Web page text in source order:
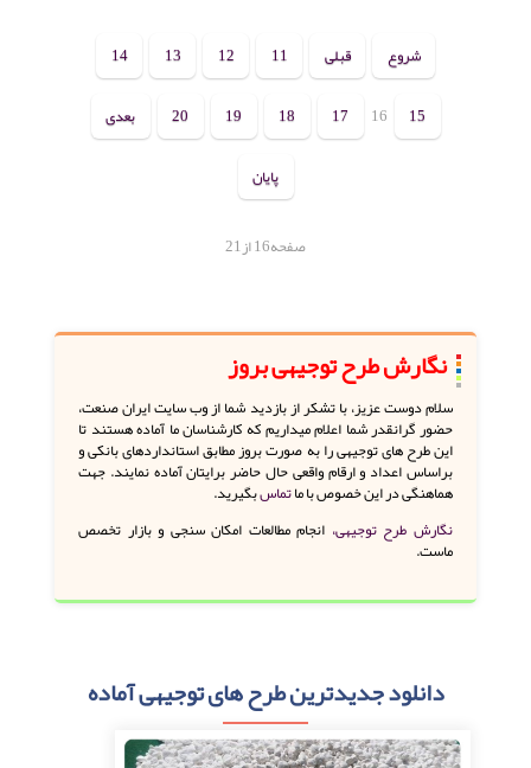
شروع قبلی 11
12
13
14
15
16
17
18
19
20 بعدی
پایان
صفحه16 از21
نگارش طرح توجیهی بروز
سلام دوست عزیز، با تشکر از بازدید شما از وب سایت ایران صنعت،
حضور گرانقدر شما اعلام میداریم که کارشناسان ما آماده هستند تا
این طرح های توجیهی را به صورت بروز مطابق استانداردهای بانکی و
براساس اعداد و ارقام واقعی حال حاضر برایتان آماده نمایند. جهت
هماهنگی در این خصوص با ماتماسبگیرید.
نگارش طرح توجیهی، انجام مطالعات امکان سنجی و بازار تخصص
ماست.
دانلود جدیدترین طرح های توجیهی آماده